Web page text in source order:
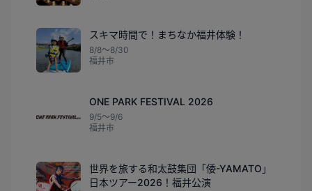
スキマ時間で！まちなか福井体験！
8/8〜8/30
福井市
ONE PARK FESTIVAL 2026
9/5〜9/6
福井市
世界を旅する和太鼓集団「倭-YAMATO」
日本ツアー2026！福井公演